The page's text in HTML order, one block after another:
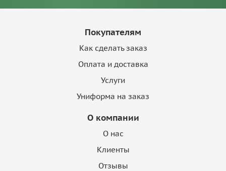
Покупателям
Как сделать заказ
Оплата и доставка
Услуги
Униформа на заказ
О компании
О нас
Клиенты
Отзывы